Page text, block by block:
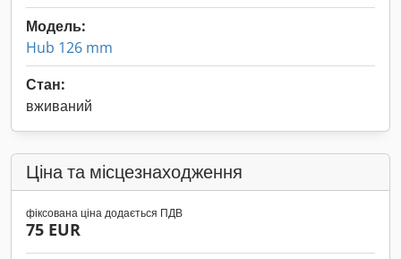
Модель:
Hub 126 mm
Стан:
вживаний
Ціна та місцезнаходження
фіксована ціна додається ПДВ
75 EUR